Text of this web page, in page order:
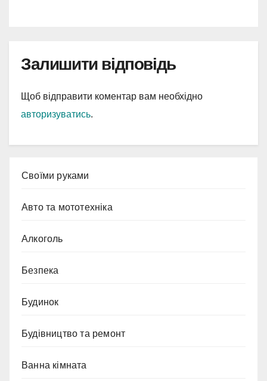
Залишити відповідь
Щоб відправити коментар вам необхідно
авторизуватись.
Cвоїми руками
Авто та мототехніка
Алкоголь
Безпека
Будинок
Будівництво та ремонт
Ванна кімната